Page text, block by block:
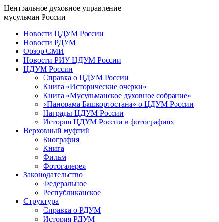
Центральное духовное управление
мусульман России
Новости ЦДУМ России
Новости РДУМ
Обзор СМИ
Новости РИУ ЦДУМ России
ЦДУМ России
Справка о ЦДУМ России
Книга «Исторические очерки»
Книга «Мусульманское духовное собрание»
«Панорама Башкортостана» о ЦДУМ России
Награды ЦДУМ России
История ЦДУМ России в фотографиях
Верховный муфтий
Биография
Книга
Фильм
Фотогалерея
Законодательство
Федеральное
Республиканское
Структура
Справка о РДУМ
История РДУМ